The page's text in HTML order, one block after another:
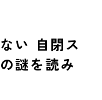
い 自閉ス
謎を読み